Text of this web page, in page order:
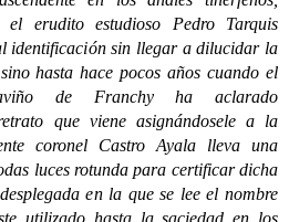
erudito estudioso Pedro Tarquis
identificación sin llegar a dilucidar la
hasta hace pocos años cuando el
de Franchy ha aclarado
que viene asignándosele a la
coronel Castro Ayala lleva una
luces rotunda para certificar dicha
en la que se lee el nombre